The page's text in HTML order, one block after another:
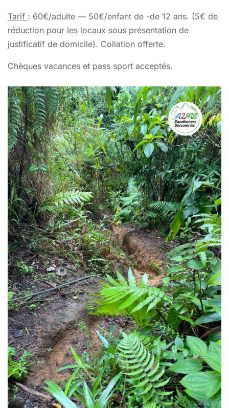
Tarif : 60€/adulte — 50€/enfant de -de 12 ans. (5€ de
réduction pour les locaux sous présentation de
justificatif de domicile). Collation offerte.
Chèques vacances et pass sport acceptés.